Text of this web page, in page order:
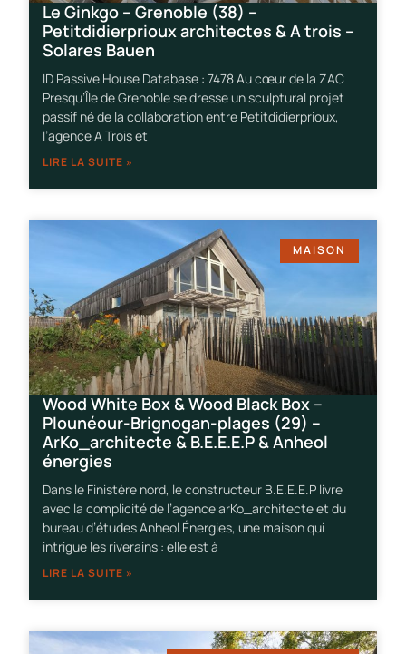
Le Ginkgo – Grenoble (38) –
Petitdidierprioux architectes & A trois –
Solares Bauen
ID Passive House Database : 7478 Au cœur de la ZAC
Presqu’Île de Grenoble se dresse un sculptural projet
passif né de la collaboration entre Petitdidierprioux,
l’agence A Trois et
LIRE LA SUITE »
MAISON
Wood White Box & Wood Black Box –
Plounéour-Brignogan-plages (29) –
ArKo_architecte & B.E.E.E.P & Anheol
énergies
Dans le Finistère nord, le constructeur B.E.E.E.P livre
avec la complicité de l’agence arKo_architecte et du
bureau d’études Anheol Énergies, une maison qui
intrigue les riverains : elle est à
LIRE LA SUITE »